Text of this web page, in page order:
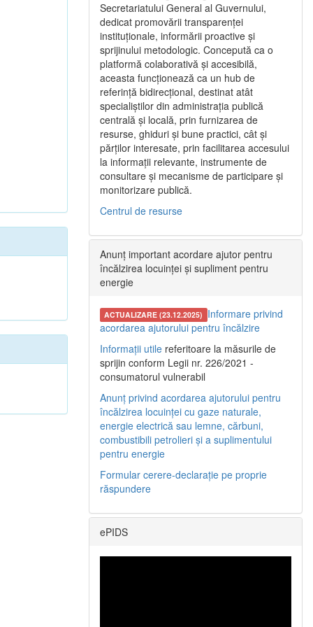
Secretariatului General al Guvernului,
dedicat promovării transparenței
instituționale, informării proactive și
sprijinului metodologic. Concepută ca o
platformă colaborativă și accesibilă,
aceasta funcționează ca un hub de
referință bidirecțional, destinat atât
specialiștilor din administrația publică
centrală și locală, prin furnizarea de
resurse, ghiduri și bune practici, cât și
părților interesate, prin facilitarea accesului
la informații relevante, instrumente de
consultare și mecanisme de participare și
monitorizare publică.
Centrul de resurse
Anunț important acordare ajutor pentru
încălzirea locuinței și supliment pentru
energie
ACTUALIZARE (23.12.2025) Informare privind
acordarea ajutorului pentru încălzire
Informații utile referitoare la măsurile de
sprijin conform Legii nr. 226/2021 -
consumatorul vulnerabil
Anunț privind acordarea ajutorului pentru
încălzirea locuinței cu gaze naturale,
energie electrică sau lemne, cărbuni,
combustibili petrolieri și a suplimentului
pentru energie
Formular cerere-declarație pe proprie
răspundere
ePIDS